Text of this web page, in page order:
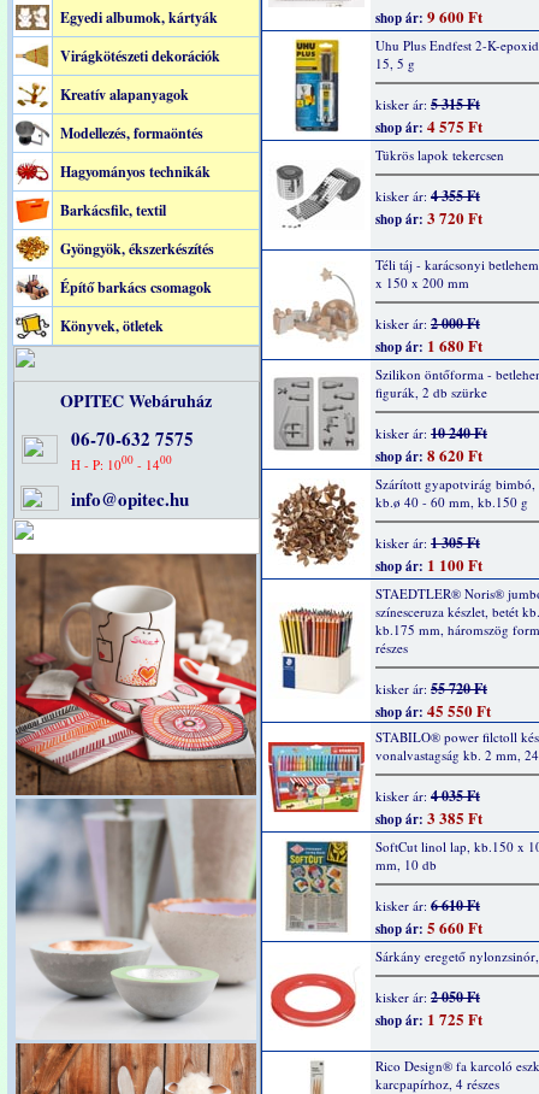
Egyedi albumok, kártyák
Virágkötészeti dekorációk
Kreatív alapanyagok
Modellezés, formaöntés
Hagyományos technikák
Barkácsfilc, textil
Gyöngyök, ékszerkészítés
Építő barkács csomagok
Könyvek, ötletek
OPITEC Webáruház
06-70-632 7575
H - P: 1000- 1400
info@opitec.hu
shop ár: 9 600 Ft
Uhu Plus Endfest 2-K-
15, 5 g
kisker ár: 5 315 Ft
shop ár: 4 575 Ft
Tükrös lapok tekercsen
kisker ár: 4 355 Ft
shop ár: 3 720 Ft
Téli táj - karácsonyi
x 150 x 200 mm
kisker ár: 2 000 Ft
shop ár: 1 680 Ft
Szilikon öntőforma -
figurák, 2 db szürke
kisker ár: 10 240 Ft
shop ár: 8 620 Ft
Szárított gyapotvirág bimbó,
kb.ø 40 - 60 mm, kb.150 g
kisker ár: 1 305 Ft
shop ár: 1 100 Ft
STAEDTLER® Noris®
színesceruza készlet, betét
kb.175 mm, háromszög
részes
kisker ár: 55 720 Ft
shop ár: 45 550 Ft
STABILO® power filctoll
vonalvastagság kb. 2 mm,
kisker ár: 4 035 Ft
shop ár: 3 385 Ft
SoftCut linol lap, kb.150 x
mm, 10 db
kisker ár: 6 610 Ft
shop ár: 5 660 Ft
Sárkány eregető
kisker ár: 2 050 Ft
shop ár: 1 725 Ft
Rico Design® fa karcoló
karcpapírhoz, 4 részes